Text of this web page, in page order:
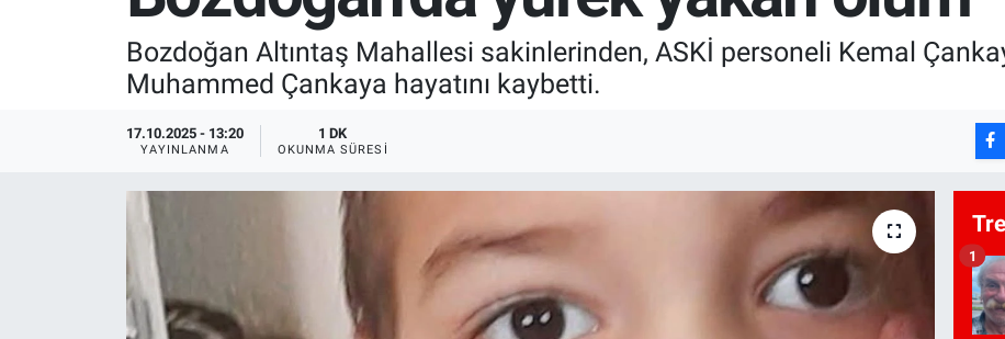
Bozdoğan Altıntaş Mahallesi sakinlerinden, ASKİ personeli Kemal
Muhammed Çankaya hayatını kaybetti.
17.10.2025 - 13:20
YAYINLANMA
1 DK
OKUNMA SÜRESI
1
RESMİ İLANLAR